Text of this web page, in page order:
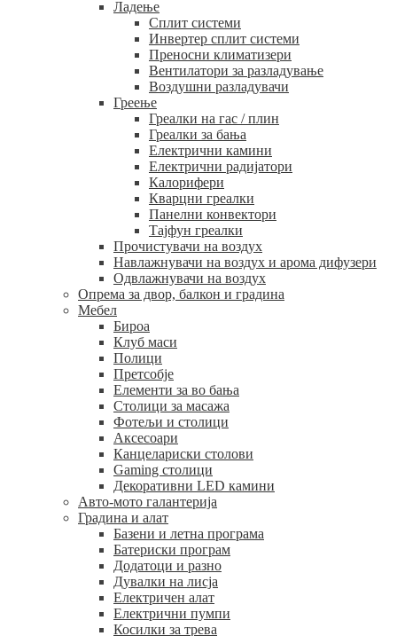
Ладење
Сплит системи
Инвертер сплит системи
Преносни климатизери
Вентилатори за разладување
Воздушни разладувачи
Греење
Греалки на гас / плин
Греалки за бања
Електрични камини
Електрични радијатори
Калорифери
Кварцни греалки
Панелни конвектори
Тајфун греалки
Прочистувачи на воздух
Навлажнувачи на воздух и арома дифузери
Одвлажнувачи на воздух
Опрема за двор, балкон и градина
Мебел
Бироа
Клуб маси
Полици
Претсобје
Елементи за во бања
Столици за масажа
Фотељи и столици
Аксесоари
Канцелариски столови
Gaming столици
Декоративни LED камини
Авто-мото галантерија
Градина и алат
Базени и летна програма
Батериски програм
Додатоци и разно
Дувалки на лисја
Електричен алат
Електрични пумпи
Косилки за трева